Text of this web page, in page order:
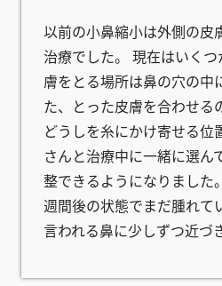
以前の小鼻縮小は外側の皮
治療でした。 現在はいく
膚をとる場所は鼻の穴の中
た、とった皮膚を合わせる
どうしを糸にかけ寄せる位
さんと治療中に一緒に選ん
整できるようになりました
週間後の状態でまだ腫れて
言われる鼻に少しずつ近づ